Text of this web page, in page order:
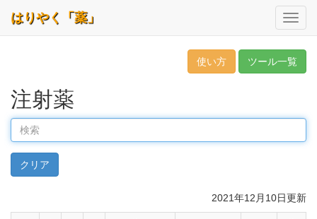
はりやく「薬」
使い方 ツール一覧
注射薬
検
索
2021年12月10日更新